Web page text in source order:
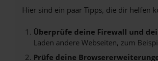
Hier sind ein paar Tipps, die dir helfen
Überprüfe deine Firewall und
Laden andere Webseiten, zum
Prüfe deine